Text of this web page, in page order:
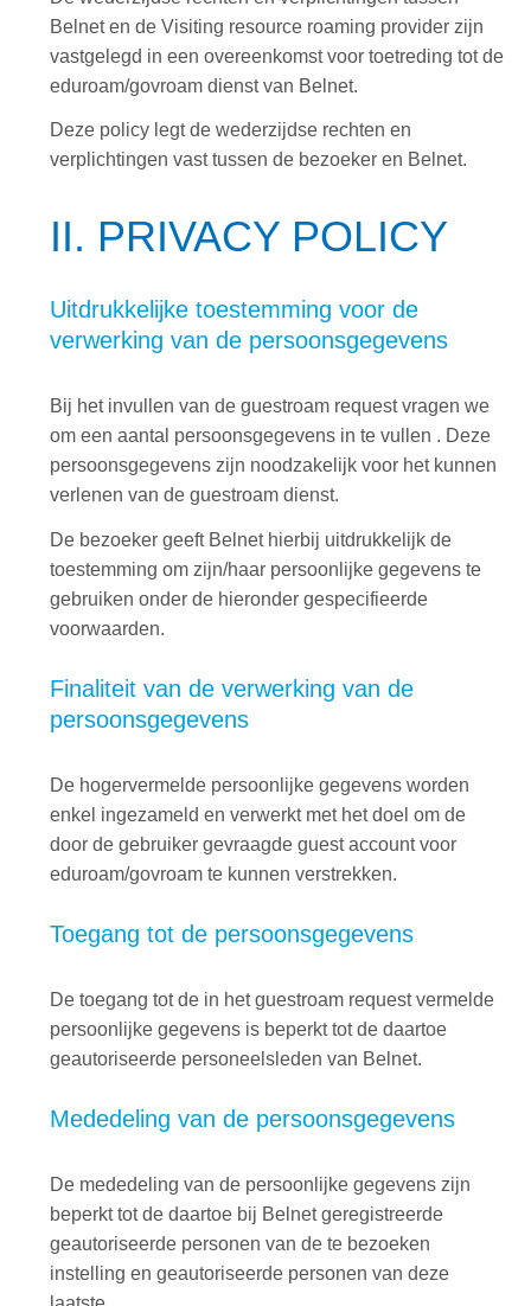
Belnet en de Visiting resource roaming provider zijn
vastgelegd in een overeenkomst voor toetreding tot de
eduroam/govroam dienst van Belnet.
Deze policy legt de wederzijdse rechten en
verplichtingen vast tussen de bezoeker en Belnet.
II. PRIVACY POLICY
Uitdrukkelijke toestemming voor de
verwerking van de persoonsgegevens
Bij het invullen van de guestroam request vragen we
om een aantal persoonsgegevens in te vullen . Deze
persoonsgegevens zijn noodzakelijk voor het kunnen
verlenen van de guestroam dienst.
De bezoeker geeft Belnet hierbij uitdrukkelijk de
toestemming om zijn/haar persoonlijke gegevens te
gebruiken onder de hieronder gespecifieerde
voorwaarden.
Finaliteit van de verwerking van de
persoonsgegevens
De hogervermelde persoonlijke gegevens worden
enkel ingezameld en verwerkt met het doel om de
door de gebruiker gevraagde guest account voor
eduroam/govroam te kunnen verstrekken.
Toegang tot de persoonsgegevens
De toegang tot de in het guestroam request vermelde
persoonlijke gegevens is beperkt tot de daartoe
geautoriseerde personeelsleden van Belnet.
Mededeling van de persoonsgegevens
De mededeling van de persoonlijke gegevens zijn
beperkt tot de daartoe bij Belnet geregistreerde
geautoriseerde personen van de te bezoeken
instelling en geautoriseerde personen van deze